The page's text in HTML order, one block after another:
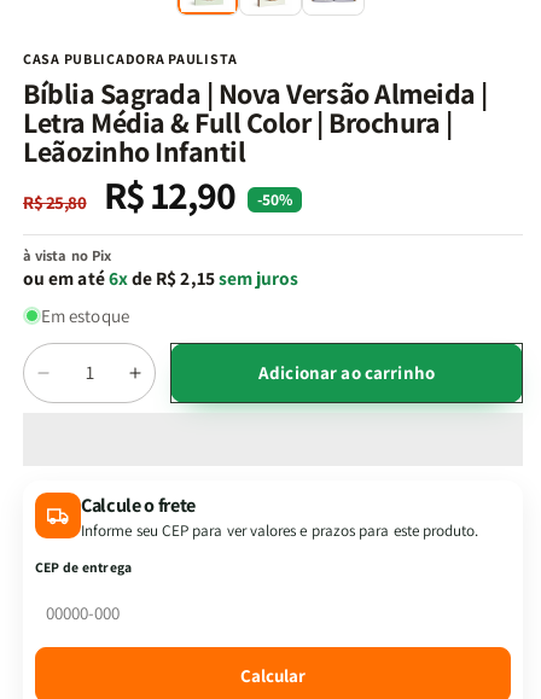
CASA PUBLICADORA PAULISTA
Bíblia Sagrada | Nova Versão Almeida |
Letra Média & Full Color | Brochura |
Leãozinho Infantil
Preço
normal
R$ 25,80
Preço
promocional
R$ 12,90 -50%
à vista no Pix
ou em até6xde R$ 2,15sem juros
Em estoque
Quantidade
Diminuir
a
Sagrada
|
Nova
Almeida
Aumentar
a
Sagrada
|
Adicionar ao carrinho
Calcule o frete
Informe seu CEP para ver valores e prazos para este produto.
CEP de entrega
Calcular